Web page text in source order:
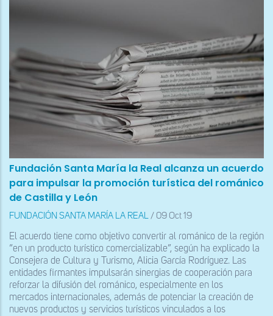
Fundación Santa María la Real alcanza un acuerdo
para impulsar la promoción turística del románico
de Castilla y León
FUNDACIÓN SANTA MARÍA LA REAL / 09 Oct 19
El acuerdo tiene como objetivo convertir al románico de la región
“en un producto turístico comercializable”, según ha explicado la
Consejera de Cultura y Turismo, Alicia García Rodríguez. Las
entidades firmantes impulsarán sinergias de cooperación para
reforzar la difusión del románico, especialmente en los
mercados internacionales, además de potenciar la creación de
nuevos productos y servicios turísticos vinculados a los